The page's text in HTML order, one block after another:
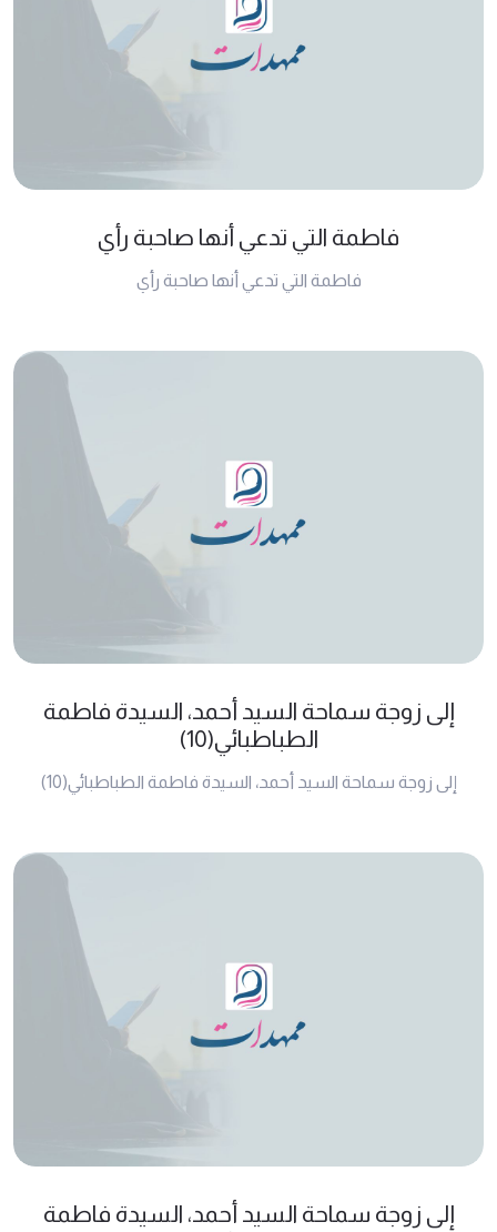
فاطمة التي تدعي أنها صاحبة رأي
فاطمة التي تدعي أنها صاحبة رأي
إلى زوجة سماحة السيد أحمد، السيدة فاطمة
الطباطبائي(10)
إلى زوجة سماحة السيد أحمد، السيدة فاطمة الطباطبائي(10)
إلى زوجة سماحة السيد أحمد، السيدة فاطمة